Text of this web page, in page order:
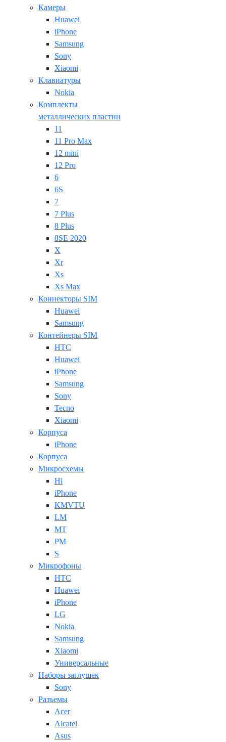
Камеры
Huawei
iPhone
Samsung
Sony
Xiaomi
Клавиатуры
Nokia
Комплекты
металлических пластин
11
11 Pro Max
12 mini
12 Pro
6
6S
7
7 Plus
8 Plus
8SE 2020
X
Xr
Xs
Xs Max
Коннекторы SIM
Huawei
Samsung
Контейнеры SIM
HTC
Huawei
iPhone
Samsung
Sony
Tecno
Xiaomi
Корпуса
iPhone
Корпуса
Микросхемы
Hi
iPhone
KMVTU
LM
MT
PM
S
Микрофоны
HTC
Huawei
iPhone
LG
Nokia
Samsung
Xiaomi
Универсальные
Наборы заглушек
Sony
Разъемы
Acer
Alcatel
Asus